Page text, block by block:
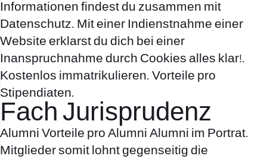
Informationen findest du zusammen mit
Datenschutz. Mit einer Indienstnahme einer
Website erklarst du dich bei einer
Inanspruchnahme durch Cookies alles klar!.
Kostenlos immatrikulieren. Vorteile pro
Stipendiaten.
Fach Jurisprudenz
Alumni Vorteile pro Alumni Alumni im Portrat.
Mitglieder somit lohnt gegenseitig die